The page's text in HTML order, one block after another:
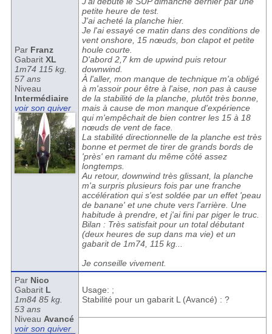
Par Franz
Gabarit XL
1m74 115 kg.
57 ans
Niveau
Intermédiaire
voir son quiver
petite heure de test.
J'ai acheté la planche hier.
Je l'ai essayé ce matin dans des conditions de
vent onshore, 15 nœuds, bon clapot et petite
houle courte.
D'abord 2,7 km de upwind puis retour
downwind.
À l'aller, mon manque de technique m'a obligé
à m'assoir pour être à l'aise, non pas à cause
de la stabilité de la planche, plutôt très bonne,
mais à cause de mon manque d'expérience
qui m'empêchait de bien contrer les 15 à 18
nœuds de vent de face.
La stabilité directionnelle de la planche est très
bonne et permet de tirer de grands bords de
'près' en ramant du même côté assez
longtemps.
Au retour, downwind très glissant, la planche
m'a surpris plusieurs fois par une franche
accélération qui s'est soldée par un effet 'peau
de banane' et une chute vers l'arrière. Une
habitude à prendre, et j'ai fini par piger le truc.
Bilan : Très satisfait pour un total débutant
(deux heures de sup dans ma vie) et un
gabarit de 1m74, 115 kg...
Je conseille vivement.
Par Nico
Gabarit L
1m84 85 kg.
53 ans
Niveau Avancé
voir son quiver
Usage: ;
Stabilité pour un gabarit L (Avancé) : ?